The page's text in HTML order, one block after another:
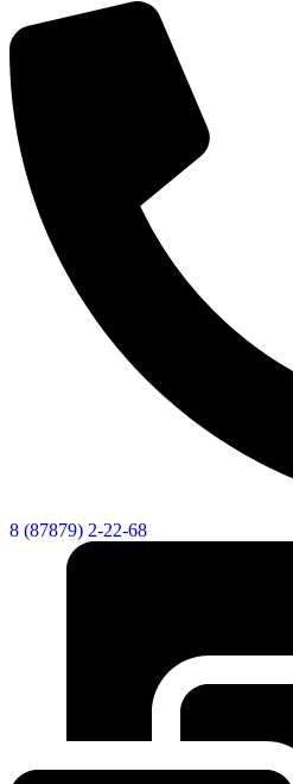
Городская Среда
8 (87879) 2-22-68